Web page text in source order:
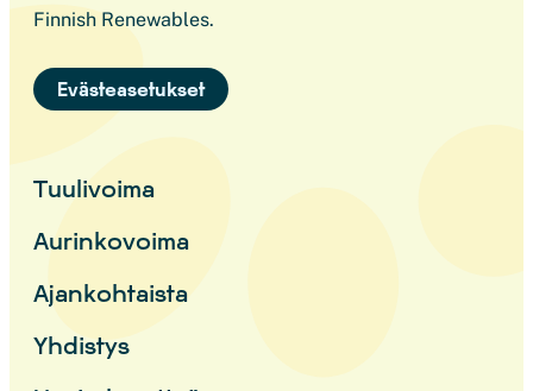
Finnish Renewables.
Evästeasetukset
Tuulivoima
Aurinkovoima
Ajankohtaista
Yhdistys